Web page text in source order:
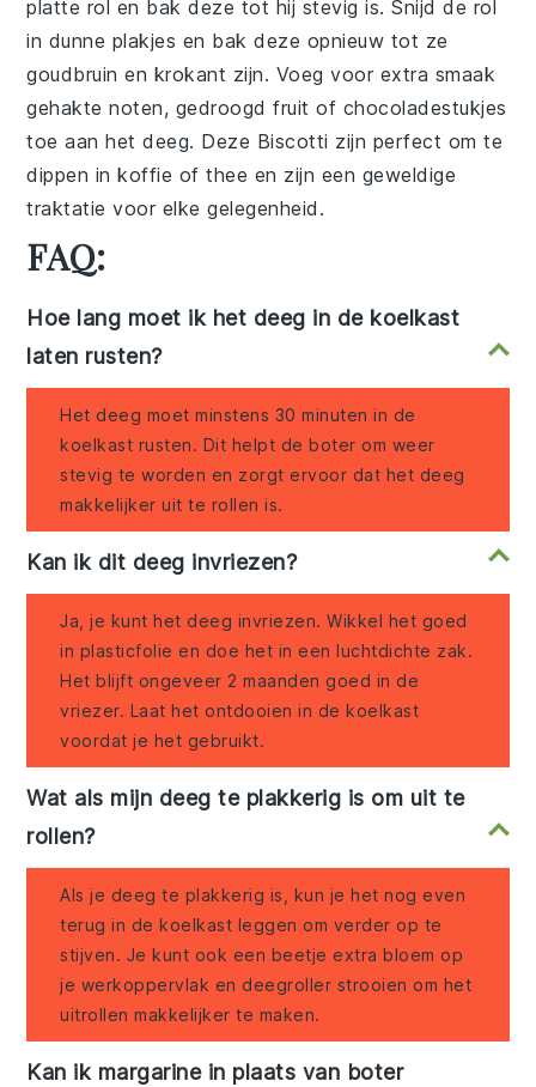
platte rol en bak deze tot hij stevig is. Snijd de rol
in dunne plakjes en bak deze opnieuw tot ze
goudbruin en krokant zijn. Voeg voor extra smaak
gehakte noten, gedroogd fruit of chocoladestukjes
toe aan het deeg. Deze Biscotti zijn perfect om te
dippen in koffie of thee en zijn een geweldige
traktatie voor elke gelegenheid.
FAQ:
Hoe lang moet ik het deeg in de koelkast
laten rusten?
Het deeg moet minstens 30 minuten in de
koelkast rusten. Dit helpt de boter om weer
stevig te worden en zorgt ervoor dat het deeg
makkelijker uit te rollen is.
Kan ik dit deeg invriezen?
Ja, je kunt het deeg invriezen. Wikkel het goed
in plasticfolie en doe het in een luchtdichte zak.
Het blijft ongeveer 2 maanden goed in de
vriezer. Laat het ontdooien in de koelkast
voordat je het gebruikt.
Wat als mijn deeg te plakkerig is om uit te
rollen?
Als je deeg te plakkerig is, kun je het nog even
terug in de koelkast leggen om verder op te
stijven. Je kunt ook een beetje extra bloem op
je werkoppervlak en deegroller strooien om het
uitrollen makkelijker te maken.
Kan ik margarine in plaats van boter